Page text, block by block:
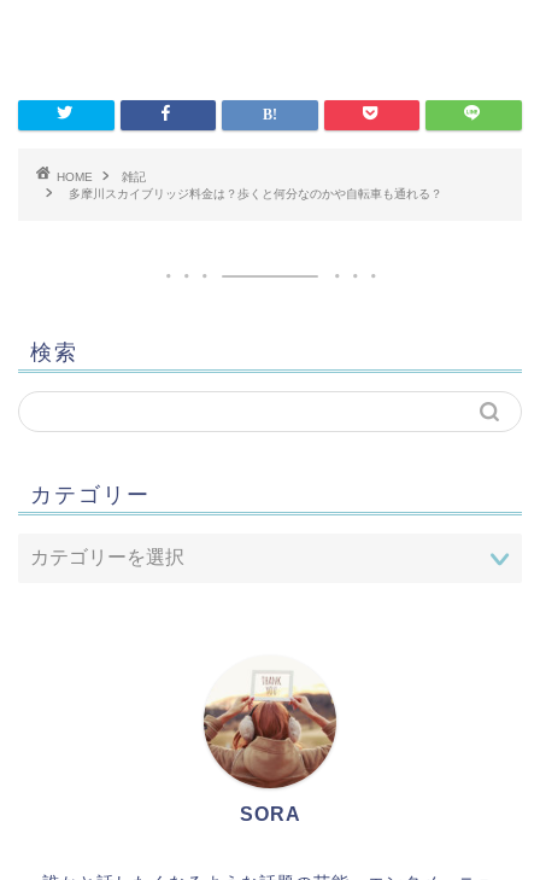
HOME
雑記
多摩川スカイブリッジ料金は？歩くと何分なのかや自転車も通れる？
検索
カテゴリー
SORA